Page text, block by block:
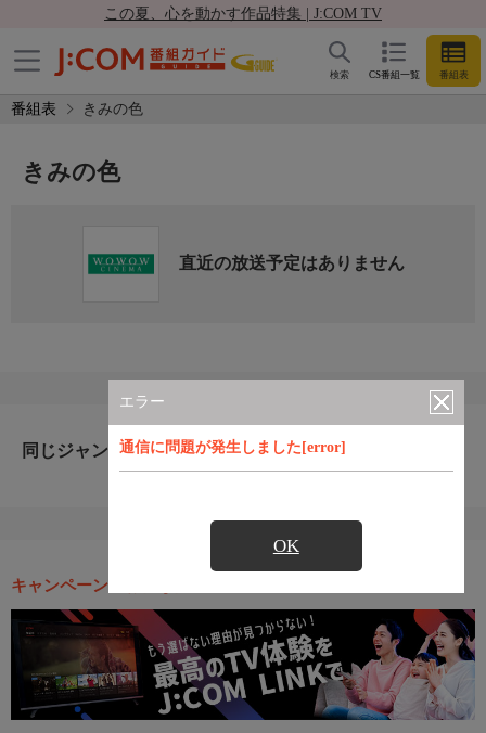
この夏、心を動かす作品特集 | J:COM TV
CS番組一覧 番組表
検索
番組表 きみの色
エラー
通信に問題が発生しました[error]
OK
きみの色
直近の放送予定はありません
同じジャンルのおすすめ番組
キャンペーン・お得な情報